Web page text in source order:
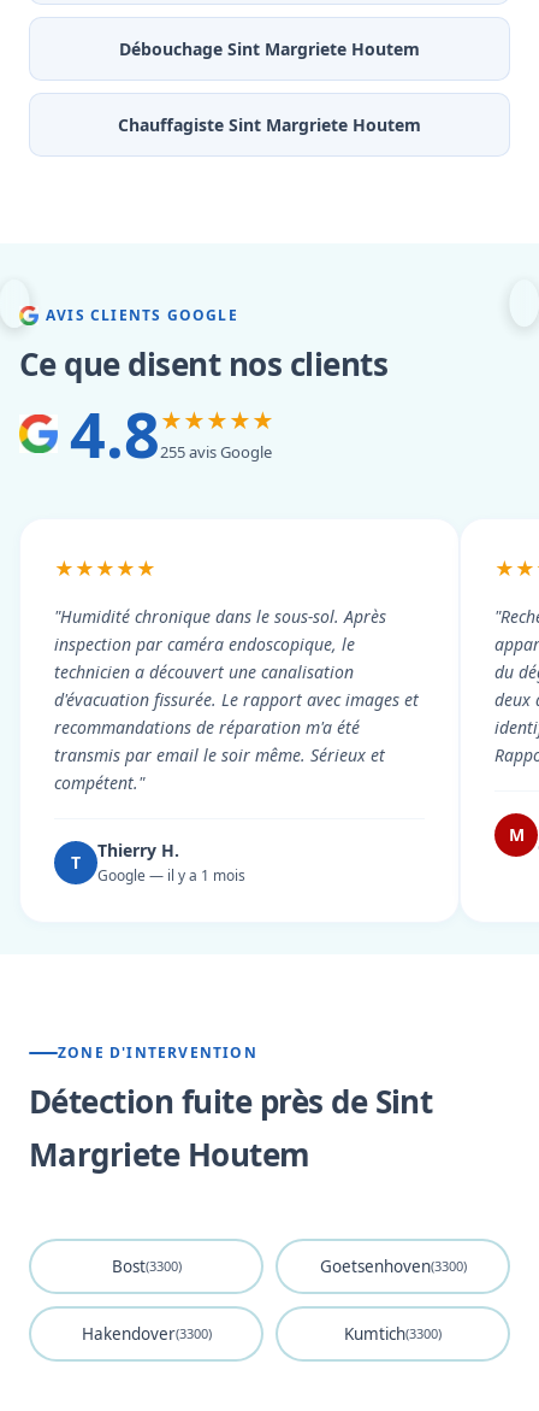
Débouchage Sint Margriete Houtem
Chauffagiste Sint Margriete Houtem
AVIS CLIENTS GOOGLE
Ce que disent nos clients
4.8★★★★★
255 avis Google
★★★★★
"Humidité chronique dans le sous-sol. Après
inspection par caméra endoscopique, le
technicien a découvert une canalisation
d'évacuation fissurée. Le rapport avec images et
recommandations de réparation m'a été
transmis par email le soir même. Sérieux et
compétent."
T
Thierry H.
Google — il y a 1 mois
du
deux
M
ZONE D'INTERVENTION
Détection fuite près de Sint
Margriete Houtem
Bost(3300) Goetsenhoven(3300)
Hakendover(3300) Kumtich(3300)